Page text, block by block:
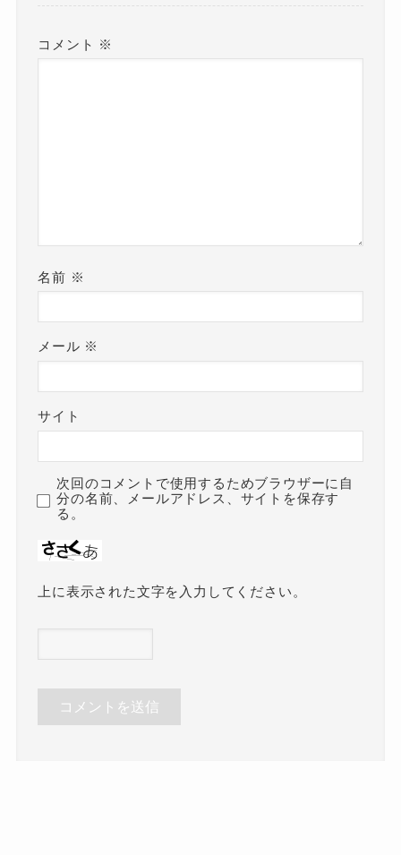
コメント ※
名前 ※
メール ※
サイト
次回のコメントで使用するためブラウザーに自
分の名前、メールアドレス、サイトを保存す
る。
上に表示された文字を入力してください。